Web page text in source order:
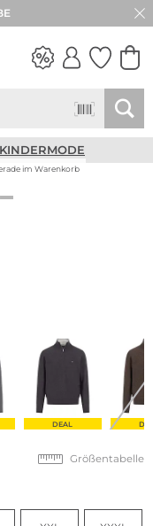
im Warenkorb
DEAL
Größentabelle